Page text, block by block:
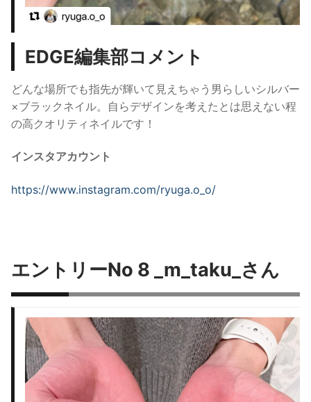
EDGE編集部コメント
どんな場所でも指先が輝いて見えちゃう男らしいシルバー
×ブラックネイル。 自らデザインを考えたとは思えない程
の高クオリティネイルです！
インスタアカウント
https://www.instagram.com/ryuga.o_o/
エントリーNo 8 _m_taku_さん